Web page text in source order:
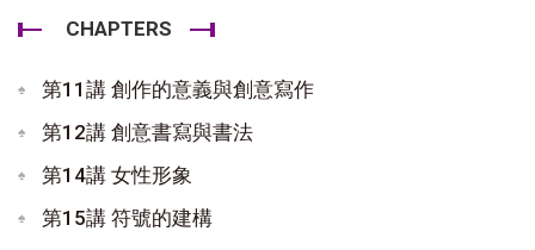
CHAPTERS
第11講 創作的意義與創意寫作
第12講 創意書寫與書法
第14講 女性形象
第15講 符號的建構